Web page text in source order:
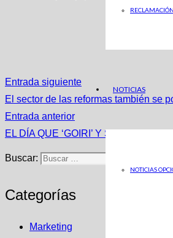
NOTICIAS
NOTICIAS
Entrada siguiente
El sector de las reformas también se
Entrada anterior
EL DÍA QUE ‘GOIRI’ Y SU EQUIPO
Buscar:
Categorías
Marketing